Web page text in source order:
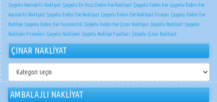
Çayyolu Asansörlü Nakliyat Çayyolu En Ucuz Evden Eve Nakliyat Çayyolu Evden Eve Çayyolu Evden Eve
Asansörlü Nakliyat Çayyolu Evden Eve Nakliyat Çayyolu Evden Eve Nakliyat Firması Çayyolu Evden Eve
Nakliye Çayyolu Evden Eve Taşımacılık Çayyolu Evden Eve Çınar Nakliyat Çayyolu Nakliyat Çayyolu
Nakliyat Firmaları Çayyolu Nakliyeci Çayyolu Nakliye Fiyatları Çayyolu Çınar Nakliyat
ÇINAR NAKLİYAT
NAKLİYAT
AMBALAJLI NAKLİYAT